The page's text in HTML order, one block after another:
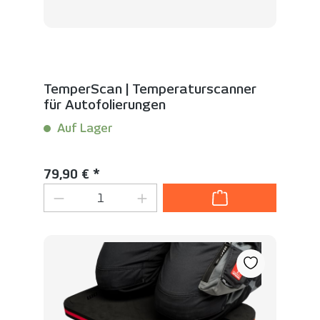
TemperScan | Temperaturscanner
für Autofolierungen
Auf Lager
Regulärer Preis:
79,90 € *
Produkt Anzahl: Gib den